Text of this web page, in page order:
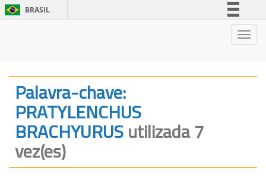
BRASIL
Palavra-chave:
PRATYLENCHUS
BRACHYURUSutilizada 7
vez(es)